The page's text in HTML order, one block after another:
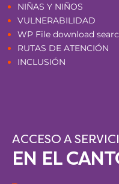
NIÑAS Y NIÑOS
VULNERABILIDAD
WP File download
RUTAS DE ATENCIÓN
INCLUSIÓN
ACCESO A
EN EL